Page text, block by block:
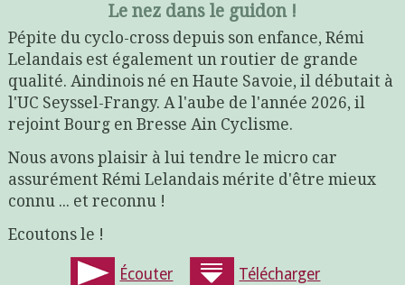
Le nez dans le guidon !
Pépite du cyclo-cross depuis son enfance, Rémi
Lelandais est également un routier de grande
qualité. Aindinois né en Haute Savoie, il débutait à
l'UC Seyssel-Frangy. A l'aube de l'année 2026, il
rejoint Bourg en Bresse Ain Cyclisme.
Nous avons plaisir à lui tendre le micro car
assurément Rémi Lelandais mérite d'être mieux
connu ... et reconnu !
Ecoutons le !
Écouter Télécharger